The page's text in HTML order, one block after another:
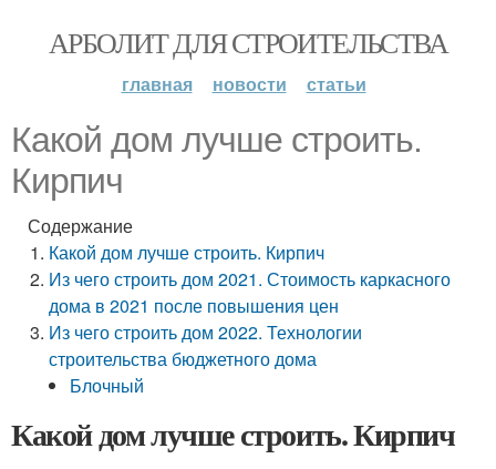
АРБОЛИТ ДЛЯ СТРОИТЕЛЬСТВА
главная новости статьи
Какой дом лучше строить.
Кирпич
Содержание
Какой дом лучше строить. Кирпич
Из чего строить дом 2021. Стоимость каркасного
дома в 2021 после повышения цен
Из чего строить дом 2022. Технологии
строительства бюджетного дома
Блочный
Какой дом лучше строить. Кирпич